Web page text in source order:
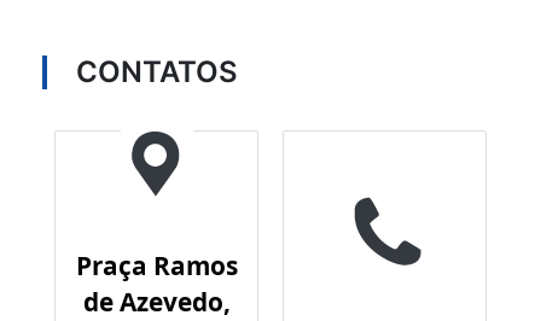
CONTATOS
Praça Ramos
de Azevedo,